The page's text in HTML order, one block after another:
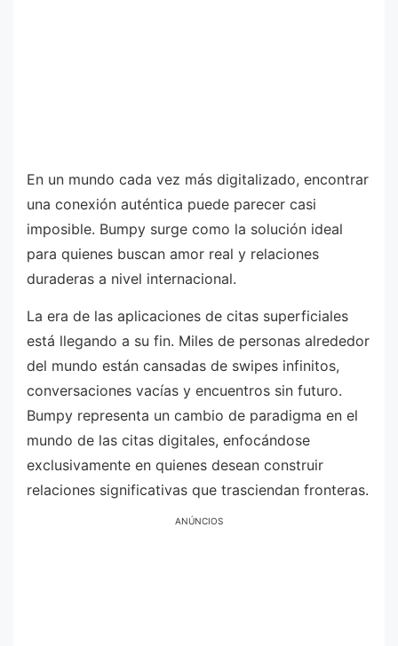
En un mundo cada vez más digitalizado, encontrar
una conexión auténtica puede parecer casi
imposible. Bumpy surge como la solución ideal
para quienes buscan amor real y relaciones
duraderas a nivel internacional.
La era de las aplicaciones de citas superficiales
está llegando a su fin. Miles de personas alrededor
del mundo están cansadas de swipes infinitos,
conversaciones vacías y encuentros sin futuro.
Bumpy representa un cambio de paradigma en el
mundo de las citas digitales, enfocándose
exclusivamente en quienes desean construir
relaciones significativas que trasciendan fronteras.
ANÚNCIOS